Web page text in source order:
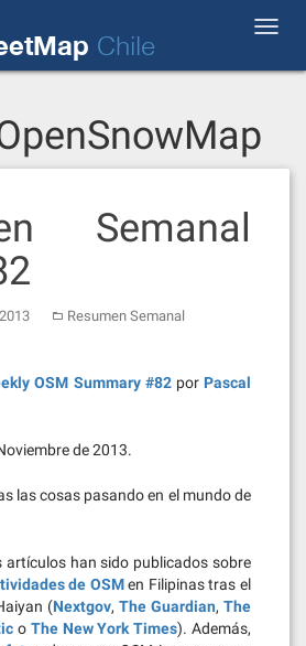
Chile
Semanal
Resumen Semanal
OSM Summary #82por Pascal
de 2013.
las cosas pasando en el mundo de
artículos han sido publicados sobre
de OSMen Filipinas tras el
(Nextgov, The Guardian, The
o The New York Times). Además,